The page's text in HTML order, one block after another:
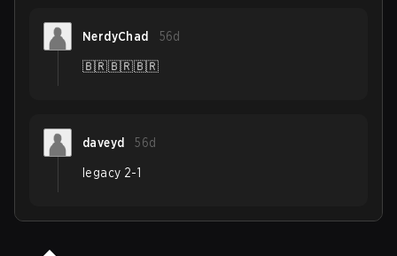
NerdyChad 56d
🇧🇷🇧🇷🇧🇷
daveyd 56d
legacy 2-1